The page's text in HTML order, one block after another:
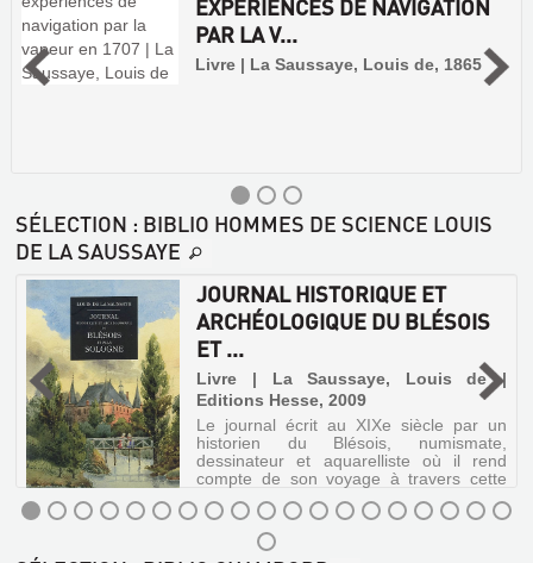
EXPÉRIENCES DE NAVIGATION
PAR LA V...
Livre | La Saussaye, Louis de, 1865
SÉLECTION : BIBLIO HOMMES DE SCIENCE LOUIS
DE LA SAUSSAYE
JOURNAL HISTORIQUE ET
ARCHÉOLOGIQUE DU BLÉSOIS
ET ...
Livre | La Saussaye, Louis de |
Editions Hesse, 2009
Le journal écrit au XIXe siècle par un
historien du Blésois, numismate,
dessinateur et aquarelliste où il rend
compte de son voyage à travers cette
région de faits archéologiques,
historiques et personnels.
JOURNAL